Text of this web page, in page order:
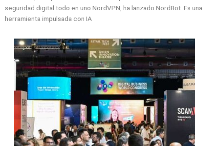
seguridad digital todo en uno NordVPN, ha lanzado NordBot. Es una
herramienta impulsada con IA